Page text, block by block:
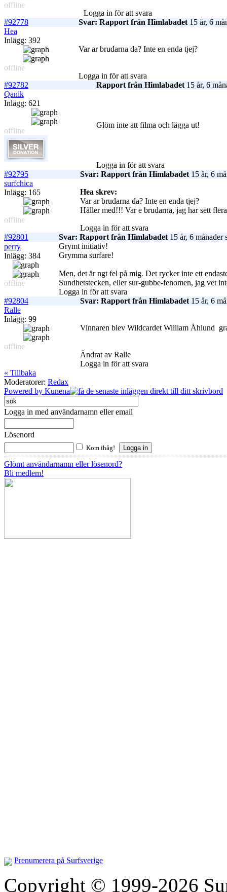
offline
Logga in för att svara
#92778
Svar: Rapport från Himlabadet15 år, 6
Hea
Inlägg: 392
offline
Var ar brudarna da? Inte en enda tjej?
Logga in för att svara
#92782
Rapport från Himlabadet15 år, 6
Qanik
Inlägg: 621
offline
Glöm inte att filma och lägga ut!
Logga in för att svara
#92795
Svar: Rapport från Himlabadet15 år, 6
surfchica
Inlägg: 165
offline
Hea skrev:
Var ar brudarna da? Inte en enda tjej?
Håller med!!! Var e brudarna, jag har sett
Logga in för att svara
#92801
Svar: Rapport från Himlabadet15 år, 6 månader
perry
Inlägg: 384
offline
Grymt initiativ!
Grymma surfare!
Men, det är ngt fel på mig. Det rycker inte ett
Sundhetstecken, eller sur-gubbe-fenomen, jag vet
Logga in för att svara
#92804
Svar: Rapport från Himlabadet15 år, 6
Ralle
Inlägg: 99
offline
Vinnaren blev Wildcardet William Åhlund
Ändrat av Ralle
Logga in för att svara
« Tillbaka
Moderatorer: Redax
Powered by Kunena
Logga in med användarnamn eller email
Lösenord
Kom ihåg!
Glömt användarnamn eller lösenord?
Bli medlem!
Prenumerera på Surfsverige
Copyright © 1999-2026